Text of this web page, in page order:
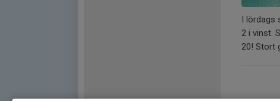
I lördags
2 i vinst.
20! Stort